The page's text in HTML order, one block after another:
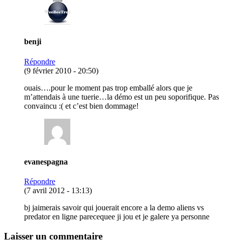
benji
Répondre
(9 février 2010 - 20:50)
ouais….pour le moment pas trop emballé alors que je
m’attendais à une tuerie…la démo est un peu soporifique. Pas
convaincu :( et c’est bien dommage!
evanespagna
Répondre
(7 avril 2012 - 13:13)
bj jaimerais savoir qui jouerait encore a la demo aliens vs
predator en ligne parecequee ji jou et je galere ya personne
Laisser un commentaire